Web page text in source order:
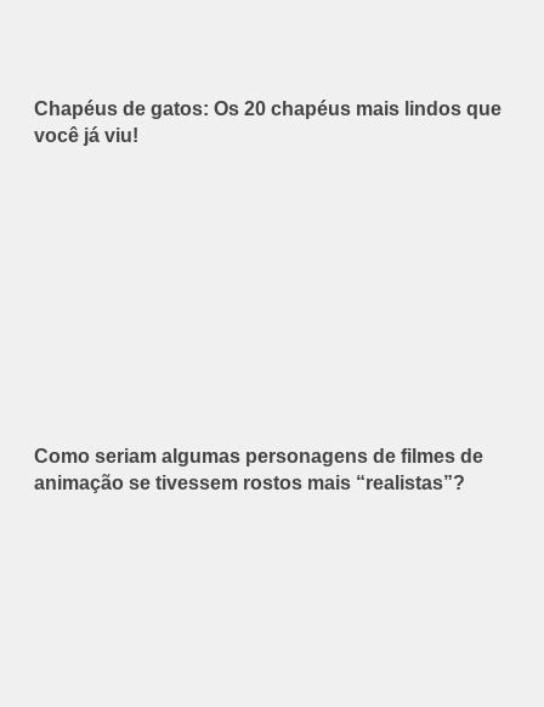
Chapéus de gatos: Os 20 chapéus mais lindos que
você já viu!
Como seriam algumas personagens de filmes de
animação se tivessem rostos mais “realistas”?